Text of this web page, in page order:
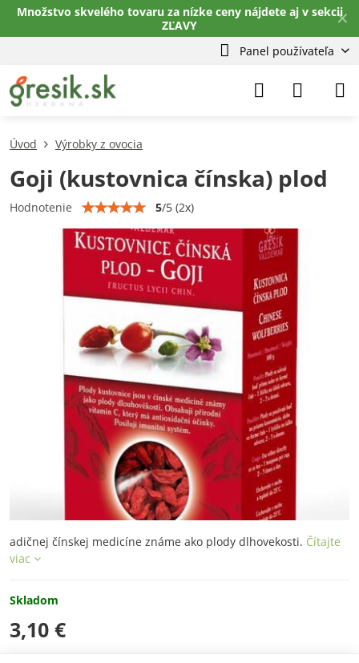
✕
Množstvo skvelého tovaru za nízke ceny nájdete aj v sekcii
ZĽAVY
Panel používateľa
Úvod Výrobky z ovocia
Goji (kustovnica čínska) plod
Hodnotenie 5/5 (2x)
adičnej čínskej medicíne známe ako plody dlhovekosti. Čítajte
viac
Skladom
3,10 €